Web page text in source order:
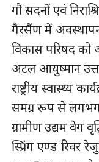
गौ सदनों एवं
गैरसैंण में
विकास परिषद को
अटल आयुष्मान
राष्ट्रीय स्वास्थ्य
समग्र रूप से लगभग
ग्रामीण उद्यम वेग
स्प्रिंग एण्ड रिवर